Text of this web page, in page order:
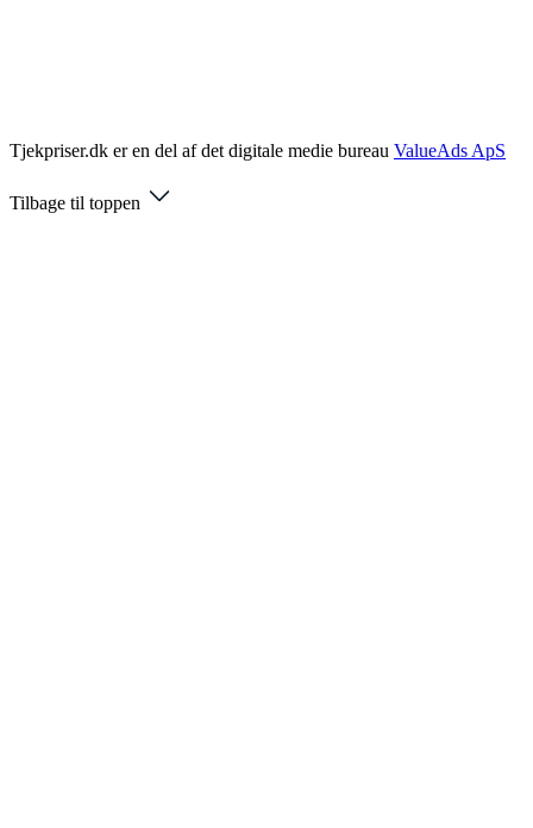
Tjekpriser.dk er en del af det digitale medie bureau ValueAds ApS
Tilbage til toppen